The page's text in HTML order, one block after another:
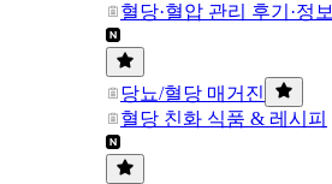
혈당·혈압 관리 후기·정보
당뇨/혈당 매거진
혈당 친화 식품 & 레시피